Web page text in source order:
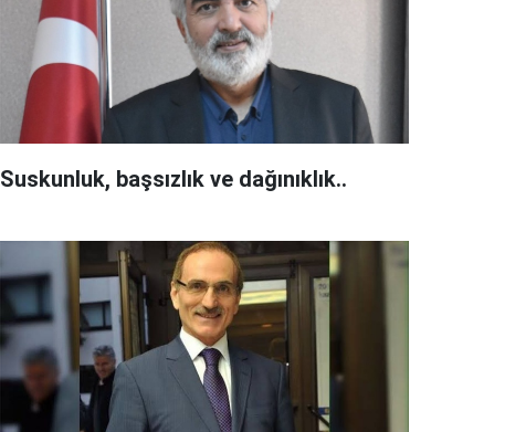
Suskunluk, başsızlık ve dağınıklık..